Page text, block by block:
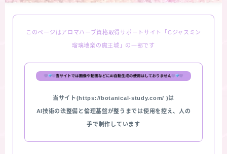
このページはアロマハーブ資格取得サポートサイト「Cジャスミン
瑠璃地楽の魔王城」の一部です
当サイト(https://botanical-study.com/ )は
AI技術の法整備と倫理基盤が整うまでは使用を控え、人の
手で制作しています